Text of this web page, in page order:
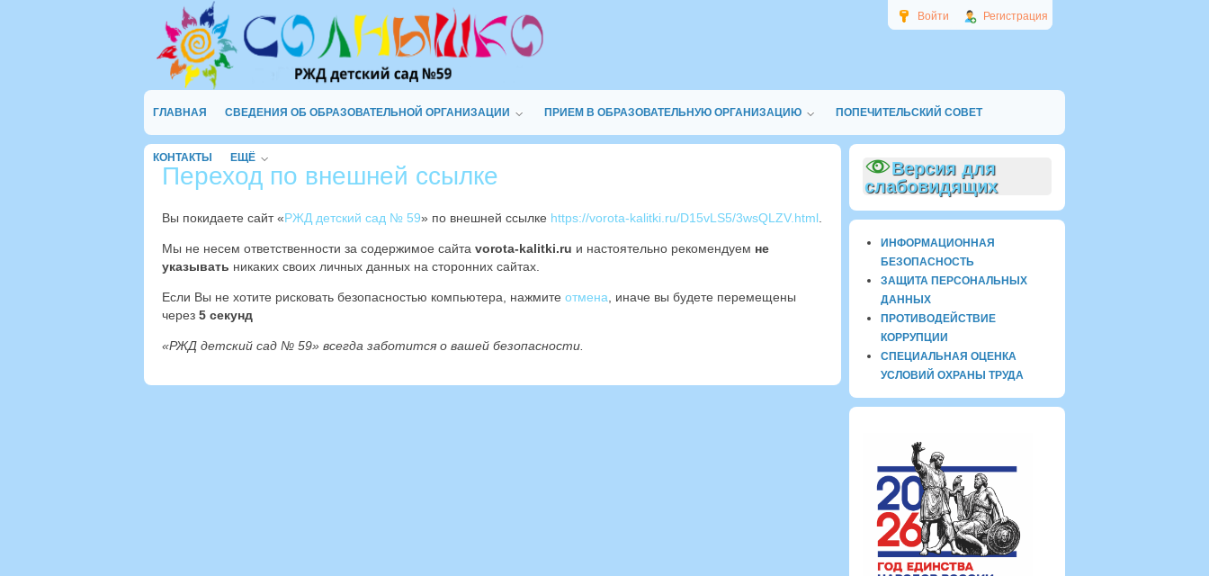
Войти Регистрация
ГЛАВНАЯ СВЕДЕНИЯ ОБ ОБРАЗОВАТЕЛЬНОЙ ОРГАНИЗАЦИИ ПРИЕМ В ОБРАЗОВАТЕЛЬНУЮ ОРГАНИЗАЦИЮ ПОПЕЧИТЕЛЬСКИЙ СОВЕТ
КОНТАКТЫ ЕЩЁ
Переход по внешней ссылке
Вы покидаете сайт «РЖД детский сад № 59» по внешней ссылке https://vorota-kalitki.ru/D15vLS5/3wsQLZV.html
Мы не несем ответственности за содержимое сайта vorota-kalitki.ru и настоятельно рекомендуем не
указывать никаких своих личных данных на сторонних сайтах.
Если Вы не хотите рисковать безопасностью компьютера, нажмите отмена , иначе вы будете перемещены
через 4 секунд
«РЖД детский сад № 59» всегда заботится о вашей безопасности.
Версия для
слабовидящих
ИНФОРМАЦИОННАЯ
БЕЗОПАСНОСТЬ
ЗАЩИТА ПЕРСОНАЛЬНЫХ
ДАННЫХ
ПРОТИВОДЕЙСТВИЕ
КОРРУПЦИИ
СПЕЦИАЛЬНАЯ ОЦЕНКА
УСЛОВИЙ ОХРАНЫ ТРУДА